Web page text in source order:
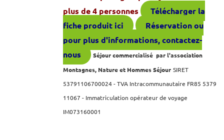
plus de 4 personnes
Télécharger la
fiche produit ici
Réservation ou
pour plus d'informations, contactez-
nous
Séjour commercialisé par l'association
Montagnes, Nature et Hommes Séjour SIRET
53791106700024 - TVA Intracommunautaire FR85 5379
11067 - Immatriculation opérateur de voyage
IM073160001